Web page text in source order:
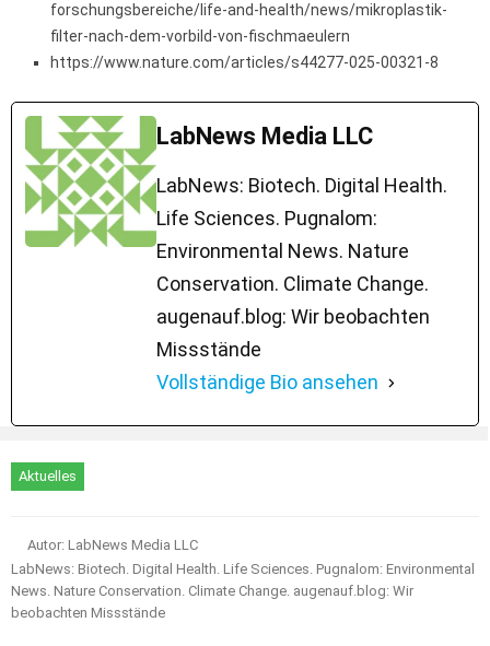
forschungsbereiche/life-and-health/news/mikroplastik-
filter-nach-dem-vorbild-von-fischmaeulern
https://www.nature.com/articles/s44277-025-00321-8
LabNews Media LLC
LabNews: Biotech. Digital Health.
Life Sciences. Pugnalom:
Environmental News. Nature
Conservation. Climate Change.
augenauf.blog: Wir beobachten
Missstände
Vollständige Bio ansehen
Aktuelles
Autor: LabNews Media LLC
LabNews: Biotech. Digital Health. Life Sciences. Pugnalom: Environmental
News. Nature Conservation. Climate Change. augenauf.blog: Wir
beobachten Missstände